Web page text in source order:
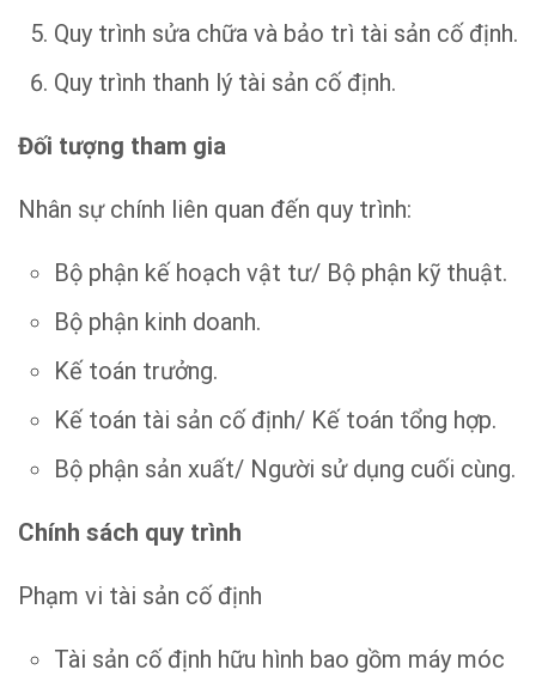
Quy trình sửa chữa và bảo trì tài sản cố định.
Quy trình thanh lý tài sản cố định.
Đối tượng tham gia
Nhân sự chính liên quan đến quy trình:
Bộ phận kế hoạch vật tư/ Bộ phận kỹ thuật.
Bộ phận kinh doanh.
Kế toán trưởng.
Kế toán tài sản cố định/ Kế toán tổng hợp.
Bộ phận sản xuất/ Người sử dụng cuối cùng.
Chính sách quy trình
Phạm vi tài sản cố định
Tài sản cố định hữu hình bao gồm máy móc